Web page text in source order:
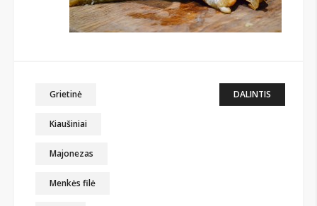
Grietinė
Kiaušiniai
Majonezas
Menkės filė
DALINTIS